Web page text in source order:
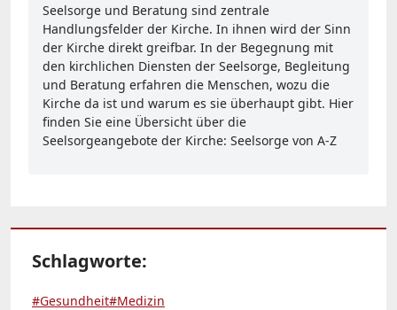
Seelsorge und Beratung sind zentrale
Handlungsfelder der Kirche. In ihnen wird der Sinn
der Kirche direkt greifbar. In der Begegnung mit
den kirchlichen Diensten der Seelsorge, Begleitung
und Beratung erfahren die Menschen, wozu die
Kirche da ist und warum es sie überhaupt gibt. Hier
finden Sie eine Übersicht über die
Seelsorgeangebote der Kirche: Seelsorge von A-Z
Schlagworte:
#Gesundheit#Medizin